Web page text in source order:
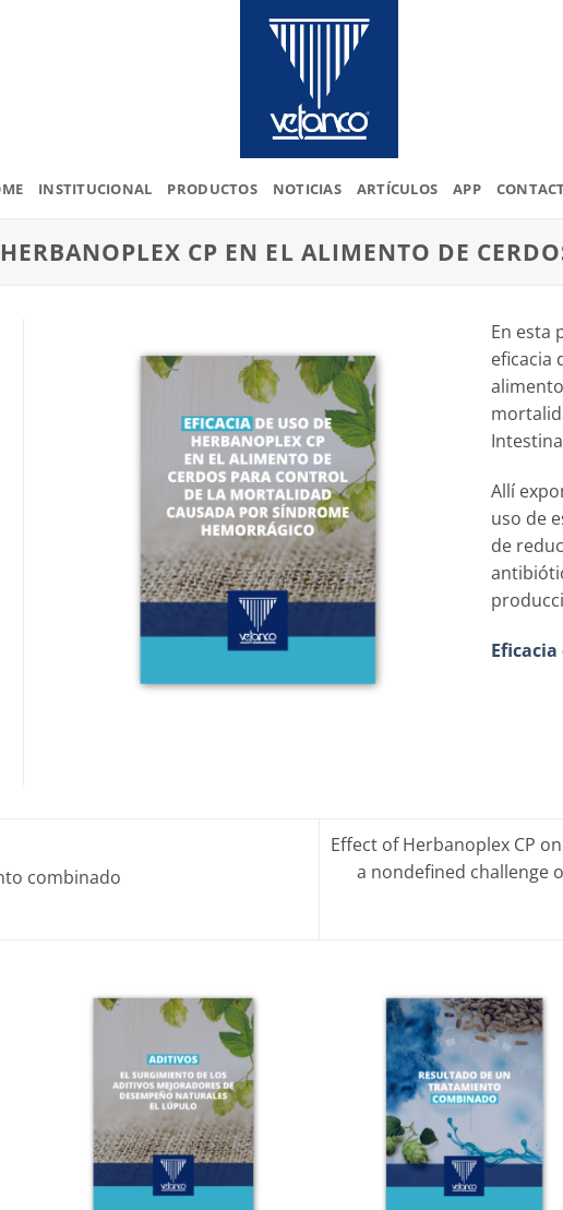
INSTITUCIONAL PRODUCTOS NOTICIAS ARTÍCULOS APP
CP EN EL ALIMENTO DE
En esta
eficacia
Allí
uso de
de
Eficacia
combinado
Effect of Herbanoplex CP
a nondefined challenge